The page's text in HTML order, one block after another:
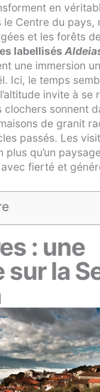
en
le Centre du pays,
et les forêts
labellisés
une immersion
Ici, le temps
invite à se
clochers sonnent
de granit
passés. Les
plus qu’un
fierté et
: une
la